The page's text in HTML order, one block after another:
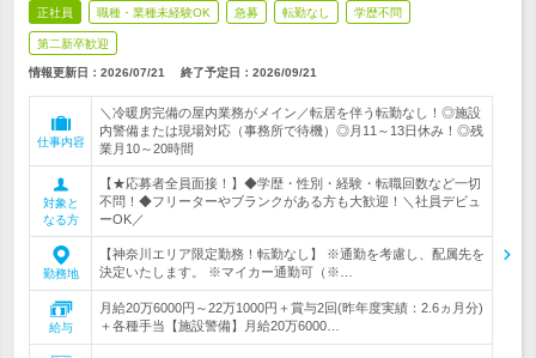
正社員 職種・業種未経験OK 急募 転勤なし 学歴不問
第二新卒歓迎
情報更新日：2026/07/21 終了予定日： 2026/09/21
仕事内容
＼冷暖房完備の屋内業務がメイン／転居を伴う転勤なし！◎施設
内警備または現場対応（事務所で待機）◎月11～13日休み！◎残
業月10～20時間
対象と
なる方
【★応募者全員面接！】◆学歴・性別・経験・転職回数など一切
不問！◆フリーターやブランクがある方も大歓迎！＼社員デビュ
ーOK／
勤務地
【神奈川エリア限定勤務！転勤なし】 ※通勤を考慮し、配属先を
決定いたします。 ※マイカー通勤可（※…
給与
月給20万6000円～22万1000円＋賞与2回(昨年度実績：2.6ヵ月分)
＋各種手当【施設警備】月給20万6000…